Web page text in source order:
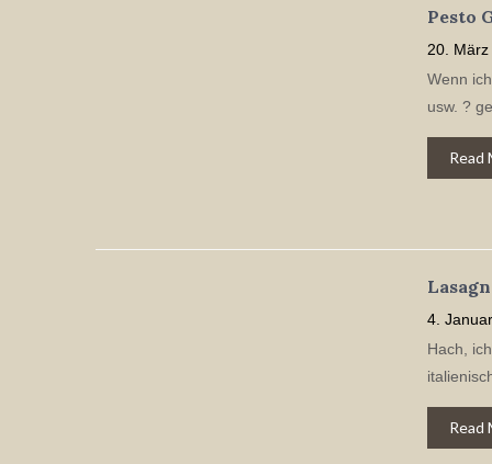
Pesto
20.
Wenn
usw. ?
Read
4.
Hach,
Read